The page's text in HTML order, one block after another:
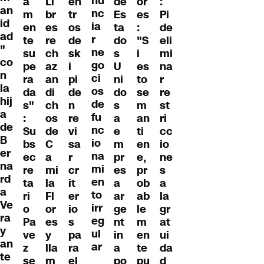
an
id
ad
"
co
n
la
hij
a
de
B
er
na
rd
a
Ve
ra
y
an
te
m
en
te
su
pe
ra
da
s"
:
Su
bs
ec
re
ta
ri
o
Pa
ve
z
br
es
re
ch
az
an
di
ch
os
de
C
a
mi
la
Fl
or
es
y
lla
tr
os
de
sk
i
pi
de
n
re
vi
sa
r
cr
it
er
io
s
pa
ra
nc
ia
r
ne
go
ci
os
de
fu
nc
io
na
mi
en
to
irr
eg
ul
ar
Es
ta
do
s
U
ni
do
s
a
e
m
pr
es
a
ar
ge
nt
in
a
es
:
"S
i
es
to
se
m
an
ti
en
e,
pr
ob
ab
le
m
en
te
Pi
de
eli
mi
na
r
re
st
ri
cc
io
ne
s
a
la
gr
at
ui
da